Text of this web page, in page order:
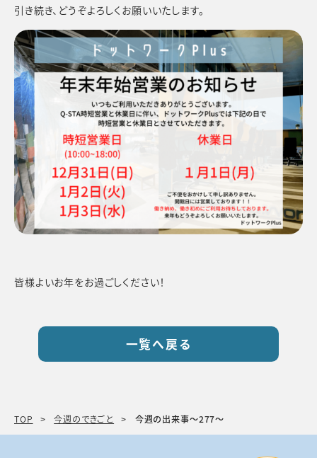
引き続き、どうぞよろしくお願いいたします。
皆様よいお年をお過ごしください！
一覧へ戻る
TOP 今週のできごと 今週の出来事〜277〜